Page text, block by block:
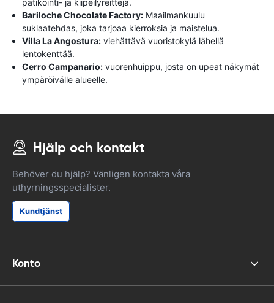
patikointi- ja kiipeilyreittejä.
Bariloche Chocolate Factory: Maailmankuulu
suklaatehdas, joka tarjoaa kierroksia ja maistelua.
Villa La Angostura: viehättävä vuoristokylä lähellä
lentokenttää.
Cerro Campanario: vuorenhuippu, josta on upeat näkymät
ympäröivälle alueelle.
Hjälp och kontakt
Behöver du hjälp? Vänligen kontakta våra
uthyrningsspecialister.
Kundtjänst
Konto